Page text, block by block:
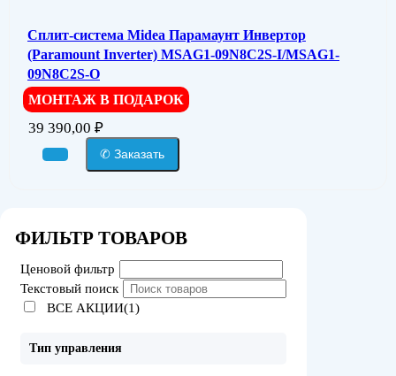
Сплит-система Midea Парамаунт Инвертор
(Paramount Inverter) MSAG1-09N8C2S-I/MSAG1-
09N8C2S-O
МОНТАЖ В ПОДАРОК
39 390,00 ₽
✆ Заказать
ФИЛЬТР ТОВАРОВ
Ценовой фильтр
Текстовый поиск
ВСЕ АКЦИИ(1)
Тип управления